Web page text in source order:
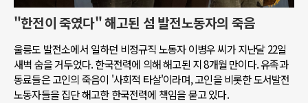
"한전이 죽였다" 해고된 섬 발전노동자의 죽음
울릉도 발전소에서 일하던 비정규직 노동자 이병우 씨가 지난달 22일
새벽 숨을 거두었다. 한국전력에 의해 해고된 지 8개월 만이다. 유족과
동료들은 고인의 죽음이 '사회적 타살'이라며, 고인을 비롯한 도서발전
노동자들을 집단 해고한 한국전력에 책임을 묻고 있다.